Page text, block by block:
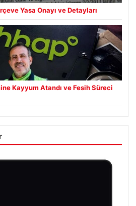
Yasa Onayı ve Detayları
Kayyum Atandı ve Fesih Süreci